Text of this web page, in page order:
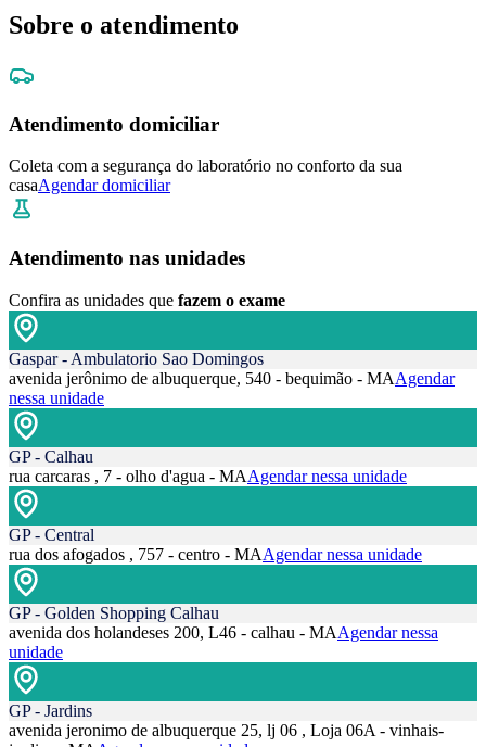
Sobre o atendimento
Atendimento domiciliar
Coleta com a segurança do laboratório no conforto da sua
casaAgendar domiciliar
Atendimento nas unidades
Confira as unidades que fazem o exame
Gaspar - Ambulatorio Sao Domingos
avenida jerônimo de albuquerque, 540 - bequimão - MAAgendar
nessa unidade
GP - Calhau
rua carcaras , 7 - olho d'agua - MAAgendar nessa unidade
GP - Central
rua dos afogados , 757 - centro - MAAgendar nessa unidade
GP - Golden Shopping Calhau
avenida dos holandeses 200, L46 - calhau - MAAgendar nessa
unidade
GP - Jardins
avenida jeronimo de albuquerque 25, lj 06 , Loja 06A - vinhais-